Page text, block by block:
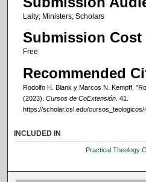
Laity; Ministers; Scholars
Submission Cost
Free
Recommended
Rodolfo H. Blank y Marcos N. Kempff,
(2023). Cursos de CoExtensión. 41.
https://scholar.csl.edu/cursos_teologicos/
INCLUDED IN
Practical Theology